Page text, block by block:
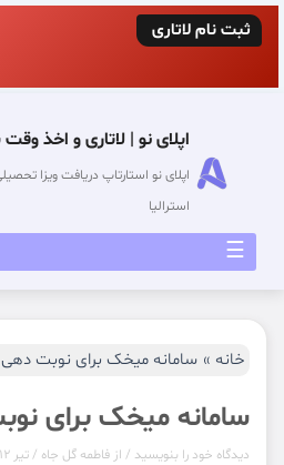
پرش
ثبت‌ نام لاتاری
اپلای نو | لاتاری و اخذ
اپلای نو استارتاپ دریافت ویزا
استرالیا
☰
خانه سامانه میخک برای نوبت دهی
سامانه میخک برای
دیدگاه‌ خود را بنویسید / از فاطمه گل جاه /تیر 12, 1404